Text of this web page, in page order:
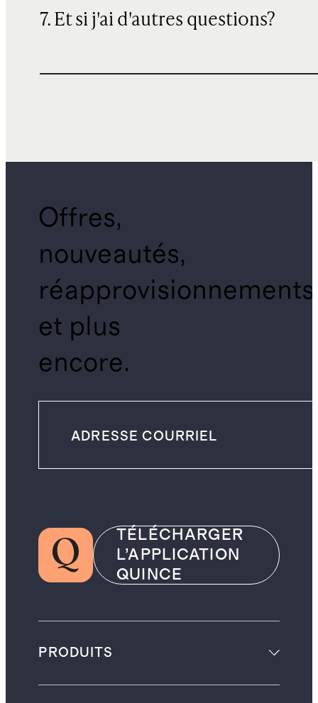
7. Et si j'ai d'autres questions?
Offres,
nouveautés,
réapprovisionnements
et plus
encore.
TÉLÉCHARGER
L’APPLICATION
QUINCE
PRODUITS